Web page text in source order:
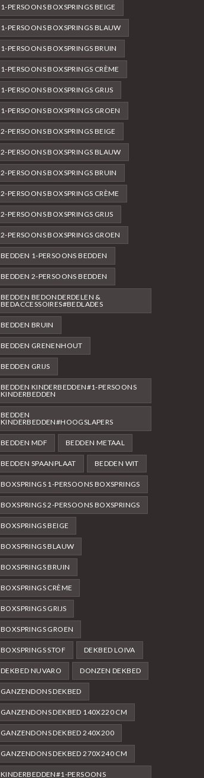
1-PERSOONS BOXSPRINGS BEIGE
1-PERSOONS BOXSPRINGS BLAUW
1-PERSOONS BOXSPRINGS BRUIN
1-PERSOONS BOXSPRINGS CRÈME
1-PERSOONS BOXSPRINGS GRIJS
1-PERSOONS BOXSPRINGS GROEN
2-PERSOONS BOXSPRINGS BEIGE
2-PERSOONS BOXSPRINGS BLAUW
2-PERSOONS BOXSPRINGS BRUIN
2-PERSOONS BOXSPRINGS CRÈME
2-PERSOONS BOXSPRINGS GRIJS
2-PERSOONS BOXSPRINGS GROEN
BEDDEN 1-PERSOONS BEDDEN
BEDDEN 2-PERSOONS BEDDEN
BEDDEN BEDONDERDELEN &
BEDACCESSOIRES#BEDLADES
BEDDEN BRUIN
BEDDEN GRENENHOUT
BEDDEN GRIJS
BEDDEN KINDERBEDDEN#1-PERSOONS
KINDERBEDDEN
BEDDEN
KINDERBEDDEN#HOOGSLAPERS
BEDDEN MDF BEDDEN METAAL
BEDDEN SPAANPLAAT BEDDEN WIT
BOXSPRINGS 1-PERSOONS BOXSPRINGS
BOXSPRINGS 2-PERSOONS BOXSPRINGS
BOXSPRINGS BEIGE
BOXSPRINGS BLAUW
BOXSPRINGS BRUIN
BOXSPRINGS CRÈME
BOXSPRINGS GRIJS
BOXSPRINGS GROEN
BOXSPRINGS STOF DEKBED LOIVA
DEKBED NUVARO DONZEN DEKBED
GANZENDONS DEKBED
GANZENDONS DEKBED 140X220 CM
GANZENDONS DEKBED 240X200
GANZENDONS DEKBED 270X240 CM
KINDERBEDDEN#1-PERSOONS